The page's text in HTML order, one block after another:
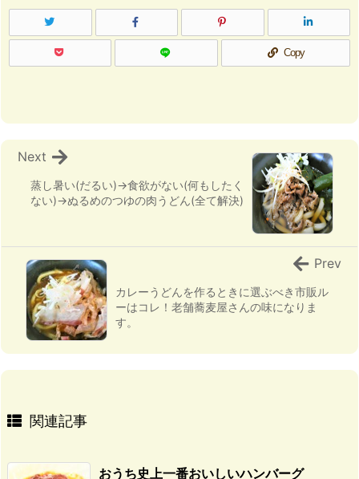
Copy
蒸し暑い(だるい)→食欲がない(何もしたく
ない)→ぬるめのつゆの肉うどん(全て解決)
Next
カレーうどんを作るときに選ぶべき市販ル
ーはコレ！老舗蕎麦屋さんの味になりま
す。
Prev
関連記事
おうち史上一番おいしいハンバーグ